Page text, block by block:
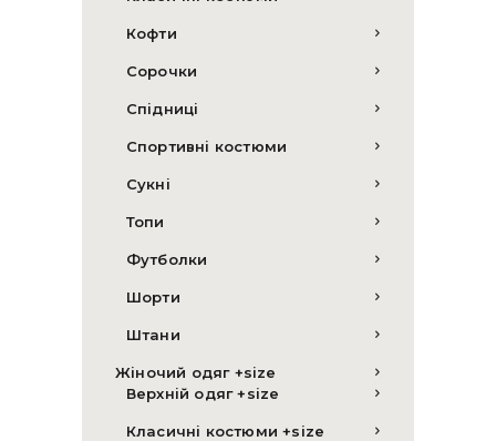
Кофти
Сорочки
Спідниці
Спортивні костюми
Сукні
Топи
Футболки
Шорти
Штани
Жіночий одяг +size
Верхній одяг +size
Класичні костюми +size